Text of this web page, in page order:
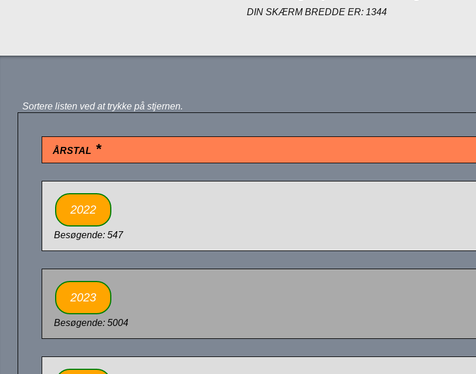
DIN SKÆRM BREDDE ER: 1344
Sortere listen ved at trykke på stjernen.
ÅRSTAL
2022
Besøgende: 547
2023
Besøgende: 5004